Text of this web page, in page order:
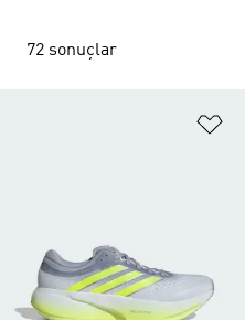
72 sonuçlar